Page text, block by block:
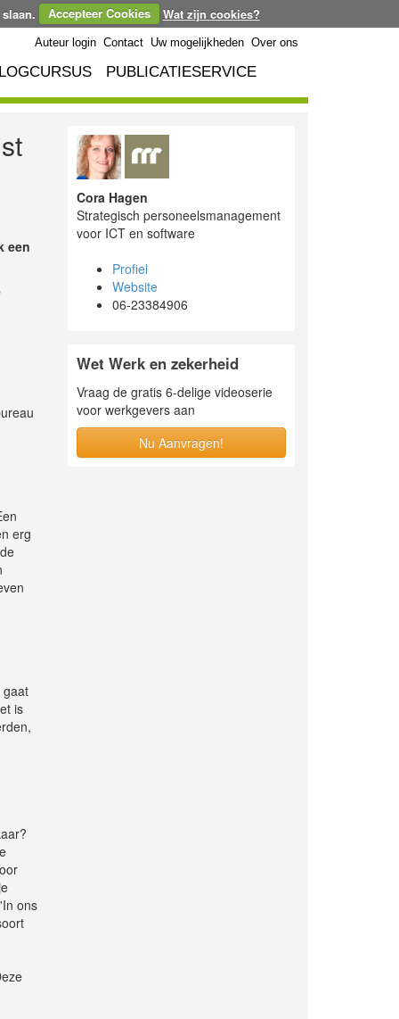
Accepteer Cookies Wat zijn cookies?
Auteur login Contact Uw mogelijkheden Over ons
PUBLICATIESERVICE
een
erg
gaat
is
ons
Cora Hagen
Strategisch personeelsmanagement
voor ICT en software
Profiel
Website
06-23384906
Wet Werk en zekerheid
Vraag de gratis 6-delige videoserie
voor werkgevers aan
Nu Aanvragen!